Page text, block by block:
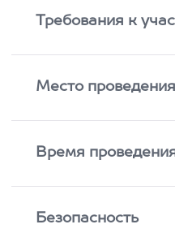
Требования к
Место проведения
Время
Безопасность